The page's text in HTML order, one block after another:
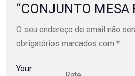
“CONJUNTO MESA
O seu endereço de email não
obrigatórios marcados com *
Your